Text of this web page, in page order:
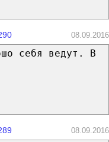
08.09.2016
себя ведут. В
08.09.2016